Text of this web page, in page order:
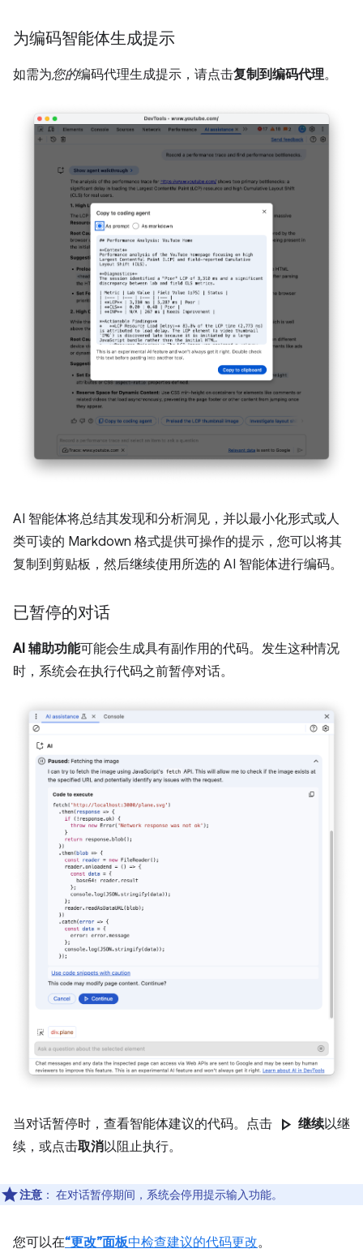
为编码智能体生成提示
如需为您的编码代理生成提示，请点击复制到编码代理。
AI 智能体将总结其发现和分析洞见，并以最小化形式或人
类可读的 Markdown 格式提供可操作的提示，您可以将其
复制到剪贴板，然后继续使用所选的 AI 智能体进行编码。
已暂停的对话
AI 辅助功能可能会生成具有副作用的代码。发生这种情况
时，系统会在执行代码之前暂停对话。
当对话暂停时，查看智能体建议的代码。点击 play_arrow 继续以继
续，或点击取消以阻止执行。
注意 ： 在对话暂停期间，系统会停用提示输入功能。
您可以在“更改”面板中检查建议的代码更改。